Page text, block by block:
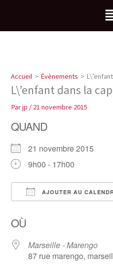
contenu
Accueil Évènements
L\’enfant dans la
Parjp / 21 novembre 2015
QUAND
21 novembre 2015
9h00 - 17h00
AJOUTER AU
OÙ
Marseille - Marengo
87 rue marengo,